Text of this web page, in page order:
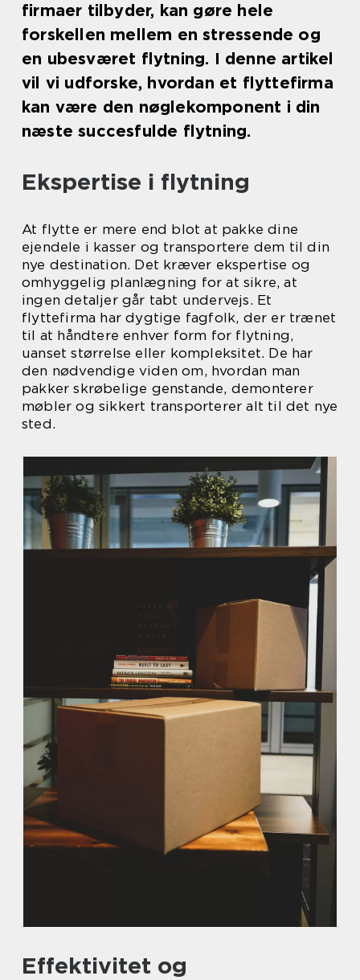
firmaer tilbyder, kan gøre hele
forskellen mellem en stressende og
en ubesværet flytning. I denne artikel
vil vi udforske, hvordan et flyttefirma
kan være den nøglekomponent i din
næste succesfulde flytning.
Ekspertise i flytning
At flytte er mere end blot at pakke dine
ejendele i kasser og transportere dem til din
nye destination. Det kræver ekspertise og
omhyggelig planlægning for at sikre, at
ingen detaljer går tabt undervejs. Et
flyttefirma har dygtige fagfolk, der er trænet
til at håndtere enhver form for flytning,
uanset størrelse eller kompleksitet. De har
den nødvendige viden om, hvordan man
pakker skrøbelige genstande, demonterer
møbler og sikkert transporterer alt til det nye
sted.
Effektivitet og